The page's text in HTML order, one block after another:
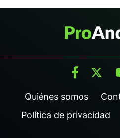
Quiénes somos
Política de privacidad